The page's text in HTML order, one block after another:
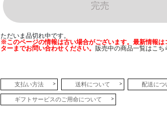
完売
ただいま品切れ中です。
※このページの情報は古い場合がございます。最新情報は
ターまでお問い合わせください。 販売中の商品一覧はこち
支払い方法 送料について 配送につ
ギフトサービスのご用命について